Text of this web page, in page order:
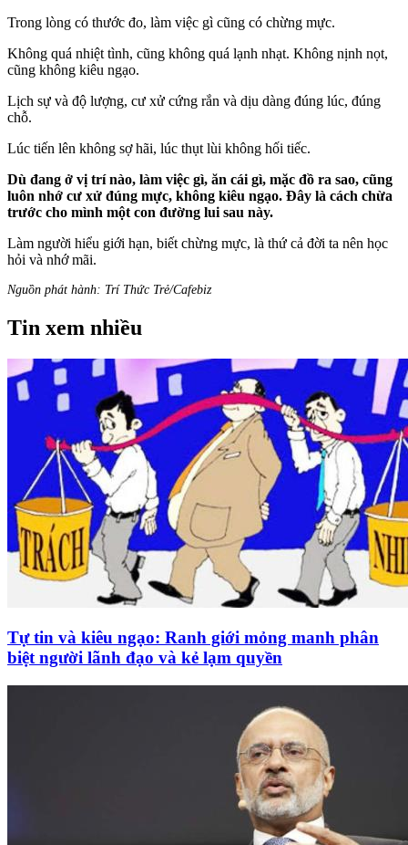
Trong lòng có thước đo, làm việc gì cũng có chừng mực.
Không quá nhiệt tình, cũng không quá lạnh nhạt. Không nịnh nọt,
cũng không kiêu ngạo.
Lịch sự và độ lượng, cư xử cứng rắn và dịu dàng đúng lúc, đúng
chỗ.
Lúc tiến lên không sợ hãi, lúc thụt lùi không hối tiếc.
Dù đang ở vị trí nào, làm việc gì, ăn cái gì, mặc đồ ra sao, cũng
luôn nhớ cư xử đúng mực, không kiêu ngạo. Đây là cách chừa
trước cho mình một con đường lui sau này.
Làm người hiểu giới hạn, biết chừng mực, là thứ cả đời ta nên học
hỏi và nhớ mãi.
Nguồn phát hành: Trí Thức Trẻ/Cafebiz
Tin xem nhiều
Tự tin và kiêu ngạo: Ranh giới mỏng manh phân
biệt người lãnh đạo và kẻ lạm quyền